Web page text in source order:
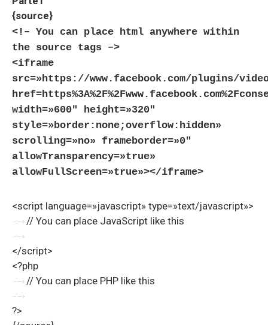
{source}
<!– You can place html anywhere within
the source tags –>
<iframe
src=»https://www.facebook.com/plugins/
width=»600″ height=»320″
style=»border:none;overflow:hidden»
scrolling=»no» frameborder=»0″
allowTransparency=»true»
allowFullScreen=»true»></iframe>
<script language=»javascript» type=»text/javascript»>
// You can place JavaScript like this
</script>
<?php
// You can place PHP like this
?>